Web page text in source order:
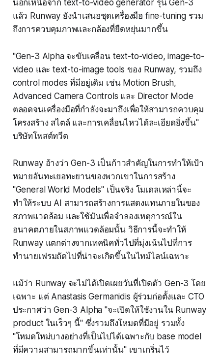
นอกเหนือจาก text-to-video generator รุ่น Gen-3
แล้ว Runway ยังนำเสนอชุดเครื่องมือ fine-tuning รวม
ถึงการควบคุมภาพและกล้องที่ยืดหยุ่นมากขึ้น
"Gen-3 Alpha จะขับเคลื่อน text-to-video, image-to-
video และ text-to-image tools ของ Runway, รวมถึง
control modes ที่มีอยู่เดิม เช่น Motion Brush,
Advanced Camera Controls และ Director Mode
ตลอดจนเครื่องมือที่กำลังจะมาถึงเพื่อให้สามารถควบคุม
โครงสร้าง สไตล์ และการเคลื่อนไหวได้ละเอียดยิ่งขึ้น"
บริษัทโพสต์ทวีต
Runway อ้างว่า Gen-3 เป็นก้าวสำคัญในการทำให้เป้า
หมายอันทะเยอทะยานของพวกเขาในการสร้าง
"General World Models" เป็นจริง โมเดลเหล่านี้จะ
ทำให้ระบบ AI สามารถสร้างการแสดงแทนภายในของ
สภาพแวดล้อม และใช้มันเพื่อจำลองเหตุการณ์ใน
อนาคตภายในสภาพแวดล้อมนั้น วิธีการนี้จะทำให้
Runway แตกต่างจากเทคนิคทั่วไปที่มุ่งเน้นไปที่การ
ทำนายเฟรมถัดไปที่น่าจะเกิดขึ้นในไทม์ไลน์เฉพาะ
แม้ว่า Runway จะไม่ได้เปิดเผยวันที่เปิดตัว Gen-3 โดย
เฉพาะ แต่ Anastasis Germanidis ผู้ร่วมก่อตั้งและ CTO
ประกาศว่า Gen-3 Alpha "จะเปิดให้ใช้งานใน Runway
product ในเร็วๆ นี้" ซึ่งรวมถึงโหมดที่มีอยู่ รวมทั้ง
"โหมดใหม่บางอย่างที่เป็นไปได้เฉพาะกับ base model
ที่มีความสามารถมากขึ้นเท่านั้น" เขาเกริ่นไว้